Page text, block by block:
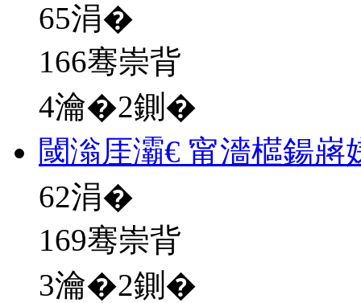
65涓�
166骞崇背
4瀹�2鍘�
閾滃厓灞€ 甯濇櫙鍚
62涓�
169骞崇背
3瀹�2鍘�